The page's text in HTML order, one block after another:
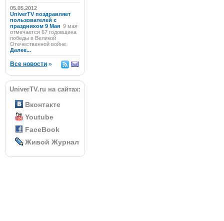
05.05.2012
UniverTV поздравляет
пользователей с
праздником 9 Мая 9 мая
отмечается 67 годовщина
победы в Великой
Отечественной войне.
Далее...
Все новости »
UniverTV.ru на сайтах:
Вконтакте
Youtube
FaceBook
Живой Журнал